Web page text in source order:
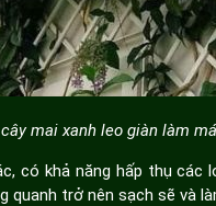
mai xanh leo giàn làm
có khả năng hấp thụ
quanh trở nên sạch sẽ và